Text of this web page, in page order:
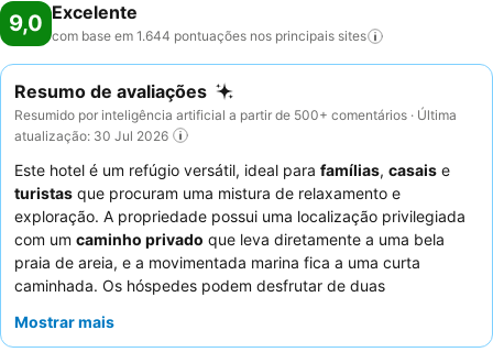
9,0 Excelente
com base em 1.644 pontuações nos principais sites
Resumo de avaliações
Resumido por inteligência artificial a partir de 500+ comentários · Última
atualização: 30 Jul 2026
Este hotel é um refúgio versátil, ideal para famílias, casais e
turistas que procuram uma mistura de relaxamento e
exploração. A propriedade possui uma localização privilegiada
com um caminho privado que leva diretamente a uma bela
praia de areia, e a movimentada marina fica a uma curta
caminhada. Os hóspedes podem desfrutar de duas
garantindo diversão para todas as idades. Os funcionários
Mostrar mais